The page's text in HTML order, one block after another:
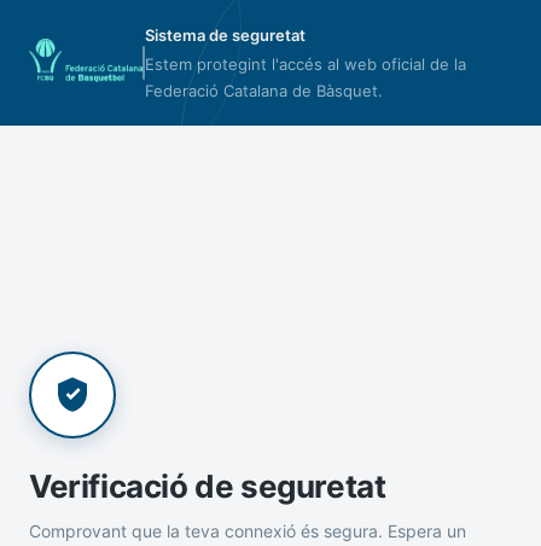
Sistema de seguretat
Estem protegint l'accés al web oficial de la
Federació Catalana de Bàsquet.
Verificació de seguretat
Comprovant que la teva connexió és segura. Espera un